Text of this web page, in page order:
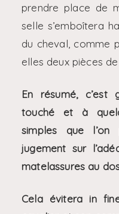
prendre place de
selle s’emboîtera
du cheval, comme
elles deux pièces
En résumé, c’est
touché et à
simples que
jugement sur
matelassures au
Cela évitera in